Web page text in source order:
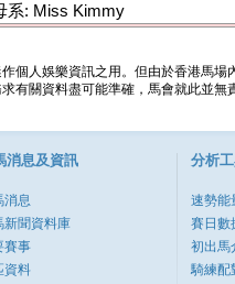
系: Miss Kimmy
個人娛樂資訊之用。但由於香港馬
有關資料盡可能準確，馬會就此並
消息及資訊
消息
新聞資料庫
賽事
資料
分析
速勢能
賽日數
初出馬
騎練配